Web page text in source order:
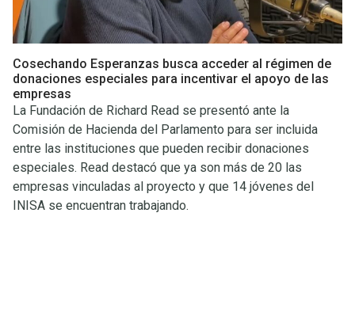
Cosechando Esperanzas busca acceder al régimen de
donaciones especiales para incentivar el apoyo de las
empresas
La Fundación de Richard Read se presentó ante la
Comisión de Hacienda del Parlamento para ser incluida
entre las instituciones que pueden recibir donaciones
especiales. Read destacó que ya son más de 20 las
empresas vinculadas al proyecto y que 14 jóvenes del
INISA se encuentran trabajando.